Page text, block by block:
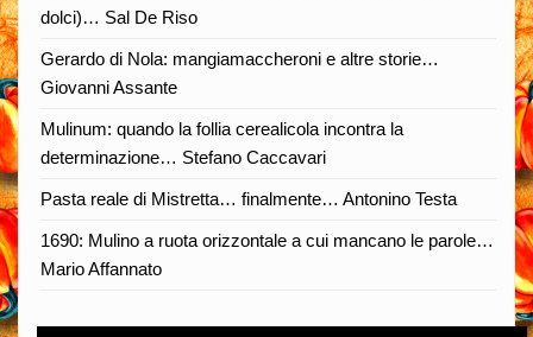
dolci)… Sal De Riso
Gerardo di Nola: mangiamaccheroni e altre storie…
Giovanni Assante
Mulinum: quando la follia cerealicola incontra la
determinazione… Stefano Caccavari
Pasta reale di Mistretta… finalmente… Antonino Testa
1690: Mulino a ruota orizzontale a cui mancano le parole…
Mario Affannato